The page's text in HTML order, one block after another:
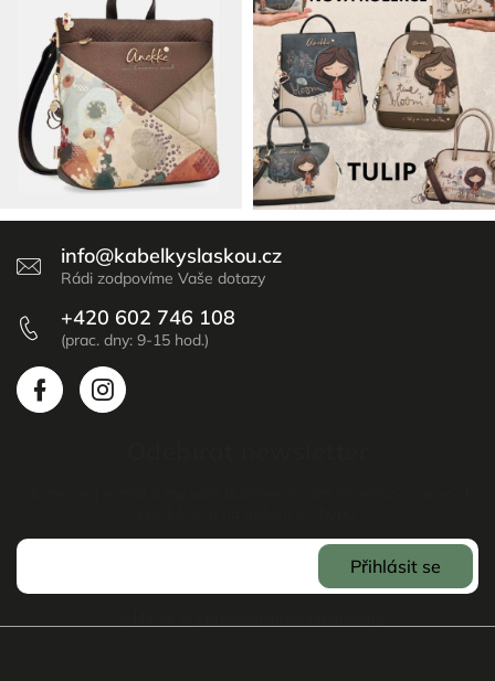
info@kabelkyslaskou.cz
+420 602 746 108
Přihlásit se